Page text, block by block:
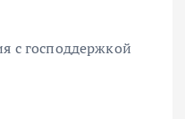
с господдержкой